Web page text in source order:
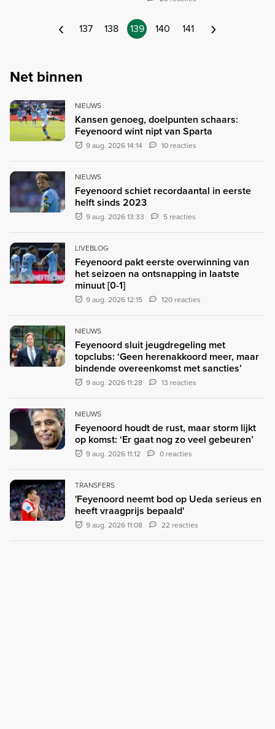
‹ 137 138 139 140 141 ›
Net binnen
NIEUWS
Kansen genoeg, doelpunten schaars:
Feyenoord wint nipt van Sparta
9 aug. 2026 14:14 10 reacties
NIEUWS
Feyenoord schiet recordaantal in eerste
helft sinds 2023
9 aug. 2026 13:33 5 reacties
LIVEBLOG
Feyenoord pakt eerste overwinning van
het seizoen na ontsnapping in laatste
minuut [0-1]
9 aug. 2026 12:15 120 reacties
NIEUWS
Feyenoord sluit jeugdregeling met
topclubs: ‘Geen herenakkoord meer, maar
bindende overeenkomst met sancties’
9 aug. 2026 11:28 13 reacties
NIEUWS
Feyenoord houdt de rust, maar storm lijkt
op komst: ‘Er gaat nog zo veel gebeuren’
9 aug. 2026 11:12 0 reacties
TRANSFERS
'Feyenoord neemt bod op Ueda serieus en
heeft vraagprijs bepaald'
9 aug. 2026 11:08 22 reacties